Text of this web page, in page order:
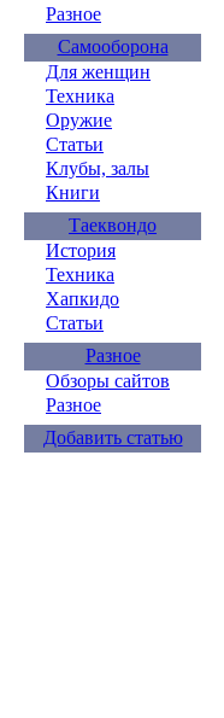
Разное
Самооборона
Для женщин
Техника
Оружие
Статьи
Клубы, залы
Книги
Таеквондо
История
Техника
Хапкидо
Статьи
Разное
Обзоры сайтов
Разное
Добавить статью